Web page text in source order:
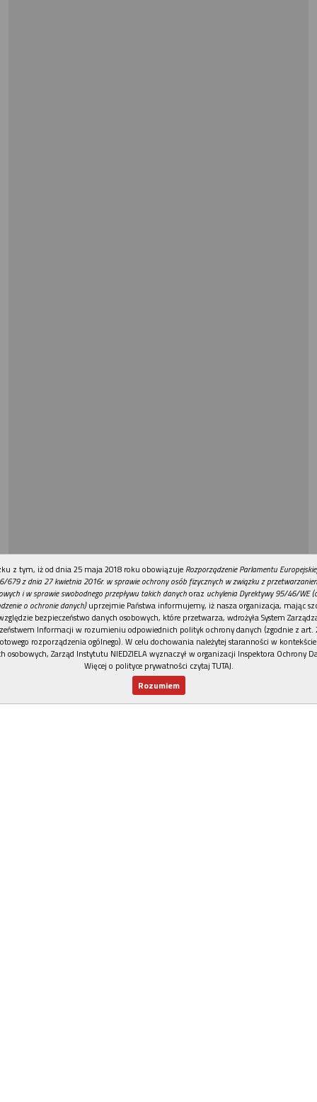
REKLAMA
z tym, iż od dnia 25 maja 2018 roku obowiązuje Rozporządzenie Parlamentu
679 z dnia 27 kwietnia 2016r. w sprawie ochrony osób fizycznych w związku z
i w sprawie swobodnego przepływu takich danychoraz uchylenia Dyrektywy 95/46/WE
o ochronie danych)uprzejmie Państwa informujemy, iż nasza organizacja, mając
bezpieczeństwo danych osobowych, które przetwarza, wdrożyła System
Informacji w rozumieniu odpowiednich polityk ochrony danych (zgodnie z art.
rozporządzenia ogólnego). W celu dochowania należytej staranności w
osobowych, Zarząd Instytutu NIEDZIELA wyznaczył w organizacji Inspektora Ochrony
Więcej o polityce prywatności czytaj TUTAJ.
Rozumiem